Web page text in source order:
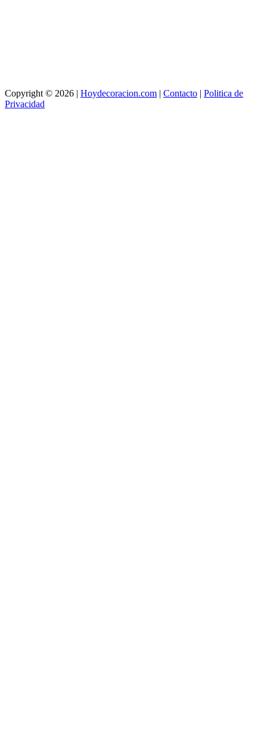
Copyright © 2026 | Hoydecoracion.com | Contacto | Politica de
Privacidad